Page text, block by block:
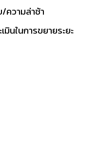
/ความล่าช้า
มินในการขยายระยะ